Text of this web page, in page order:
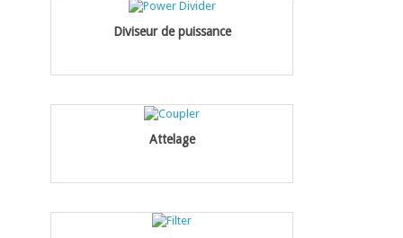
Diviseur de puissance
Attelage